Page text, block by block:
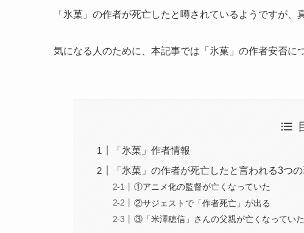
「氷菓」の作者が死亡したと噂されているようですが、
気になる人のために、本記事では「氷菓」の作者安否に
「氷菓」作者情報
「氷菓」の作者が死亡したと言われる3つ
①アニメ化の監督が亡くなっていた
②サジェストで「作者死亡」が出る
③「米澤穂信」さんの父親が亡くなっていた